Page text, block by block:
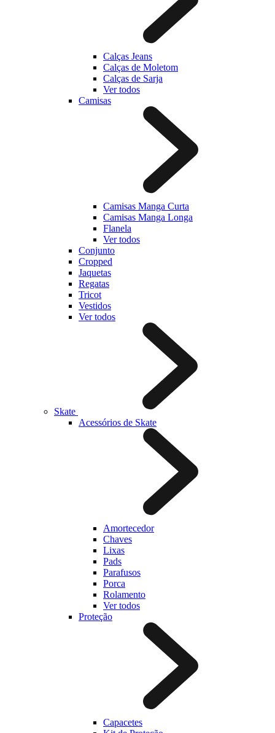
Calças Jeans
Calças de Moletom
Calças de Sarja
Ver todos
Camisas
Camisas Manga Curta
Camisas Manga Longa
Flanela
Ver todos
Conjunto
Cropped
Jaquetas
Regatas
Tricot
Vestidos
Ver todos
Skate
Acessórios de Skate
Amortecedor
Chaves
Lixas
Pads
Parafusos
Porca
Rolamento
Ver todos
Proteção
Capacetes